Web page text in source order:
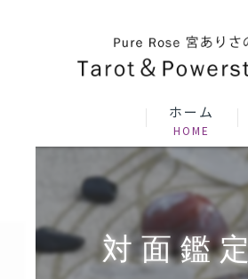
ホーム
対面鑑